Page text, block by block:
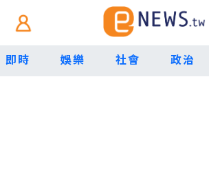
即時 娛樂 社會 政治